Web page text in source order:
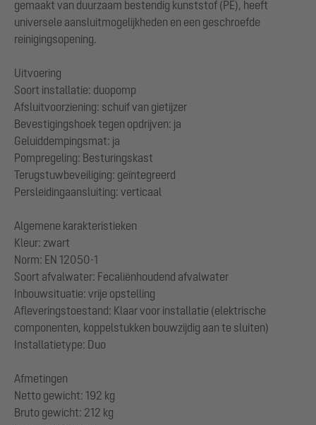
gemaakt van duurzaam bestendig kunststof (PE), heeft
universele aansluitmogelijkheden en een geschroefde
reinigingsopening.
Uitvoering
Soort installatie: duopomp
Afsluitvoorziening: schuif van gietijzer
Bevestigingshoek tegen opdrijven: ja
Geluiddempingsmat: ja
Pompregeling: Besturingskast
Terugstuwbeveiliging: geïntegreerd
Persleidingaansluiting: verticaal
Algemene karakteristieken
Kleur: zwart
Norm: EN 12050-1
Soort afvalwater: Fecaliënhoudend afvalwater
Inbouwsituatie: vrije opstelling
Afleveringstoestand: Klaar voor installatie (elektrische
componenten, koppelstukken bouwzijdig aan te sluiten)
Installatietype: Duo
Afmetingen
Netto gewicht: 192 kg
Bruto gewicht: 212 kg